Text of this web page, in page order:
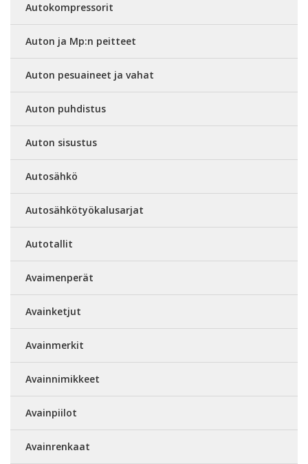
Autokompressorit
Auton ja Mp:n peitteet
Auton pesuaineet ja vahat
Auton puhdistus
Auton sisustus
Autosähkö
Autosähkötyökalusarjat
Autotallit
Avaimenperät
Avainketjut
Avainmerkit
Avainnimikkeet
Avainpiilot
Avainrenkaat